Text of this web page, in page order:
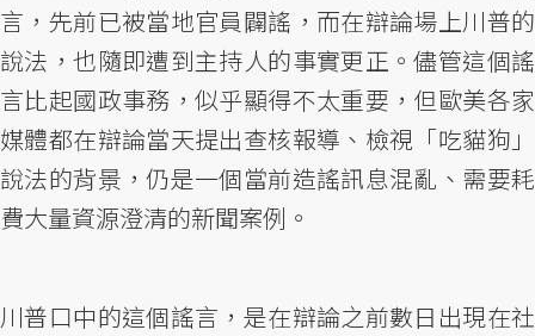
言，先前已被當地官員闢謠，而在辯論場上川普的
說法，也隨即遭到主持人的事實更正。儘管這個謠
言比起國政事務，似乎顯得不太重要，但歐美各家
媒體都在辯論當天提出查核報導、檢視「吃貓狗」
說法的背景，仍是一個當前造謠訊息混亂、需要耗
費大量資源澄清的新聞案例。
川普口中的這個謠言，是在辯論之前數日出現在社